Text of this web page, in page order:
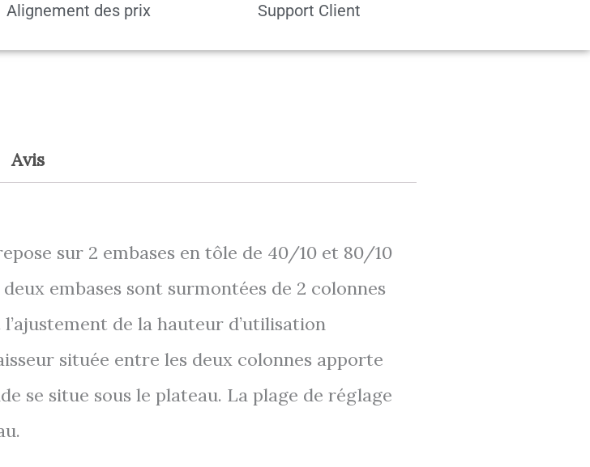
Alignement des prix Support Client
Avis
sur 2 embases en tôle de 40/10 et 80/10
embases sont surmontées de 2 colonnes
de la hauteur d’utilisation
située entre les deux colonnes apporte
se situe sous le plateau. La plage de réglage